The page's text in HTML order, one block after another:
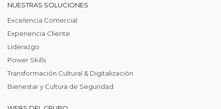
NUESTRAS SOLUCIONES
Excelencia Comercial
Experiencia Cliente
Liderazgo
Power Skills
Transformación Cultural & Digitalización
Bienestar y Cultura de Seguridad